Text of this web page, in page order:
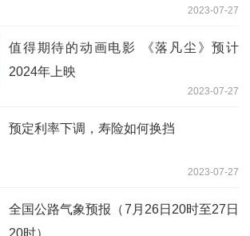
2023-07-27
值得期待的动画电影 《落凡尘》预计
2024年上映
2023-07-27
预定利率下调，寿险如何换挡
2023-07-27
全国公路气象预报（7月26日20时至27日
20时）